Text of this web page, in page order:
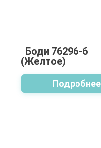
Боди 76296-б
(Желтое)
Подробнее